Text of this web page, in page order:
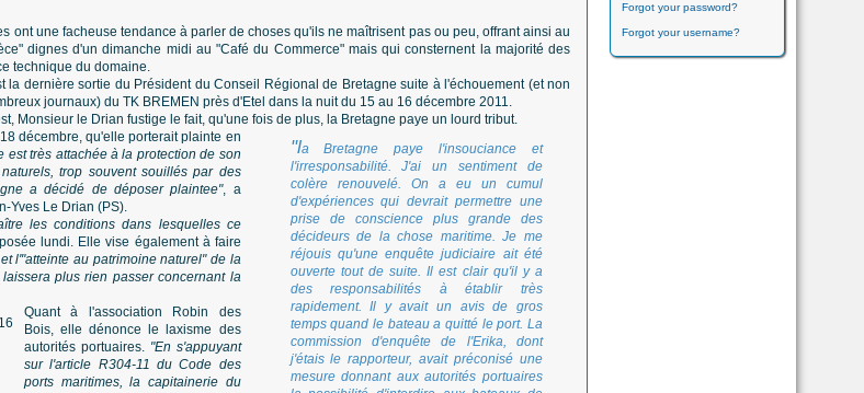
Forgot your password?
Forgot your username?
ont une facheuse tendance à parler de choses qu'ils ne maîtrisent pas ou peu, offrant ainsi au
dignes d'un dimanche midi au "Café du Commerce" mais qui consternent la majorité des
technique du domaine.
la dernière sortie du Président du Conseil Régional de Bretagne suite à l'échouement (et non
journaux) du TK BREMEN près d'Etel dans la nuit du 15 au 16 décembre 2011.
Monsieur le Drian fustige le fait, qu'une fois de plus, la Bretagne paye un lourd tribut.
"la Bretagne paye l'insouciance et
l'irresponsabilité. J'ai un sentiment de
colère renouvelé. On a eu un cumul
d'expériences qui devrait permettre une
prise de conscience plus grande des
décideurs de la chose maritime. Je me
réjouis qu'une enquête judiciaire ait été
ouverte tout de suite. Il est clair qu'il y a
des responsabilités à établir très
rapidement. Il y avait un avis de gros
temps quand le bateau a quitté le port. La
commission d'enquête de l'Erika, dont
j'étais le rapporteur, avait préconisé une
mesure donnant aux autorités portuaires
décembre, qu'elle porterait plainte en
est très attachée à la protection de son
trop souvent souillés par des
a décidé de déposer plaintee", a
Yves Le Drian (PS).
les conditions dans lesquelles ce
lundi. Elle vise également à faire
l'"atteinte au patrimoine naturel" de la
plus rien passer concernant la
Quant à l'association Robin des
Bois, elle dénonce le laxisme des
autorités portuaires. "En s'appuyant
sur l'article R304-11 du Code des
ports maritimes, la capitainerie du